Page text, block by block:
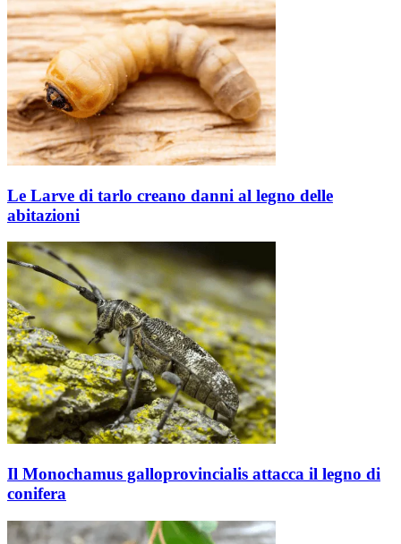
Le Larve di tarlo creano danni al legno delle
abitazioni
Il Monochamus galloprovincialis attacca il legno di
conifera